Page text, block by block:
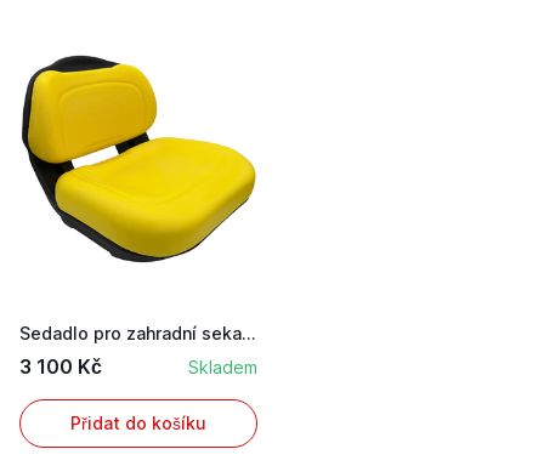
Sedadlo pro zahradní sekací traktor John Deere ...
3 100 Kč Skladem
Přidat do košíku